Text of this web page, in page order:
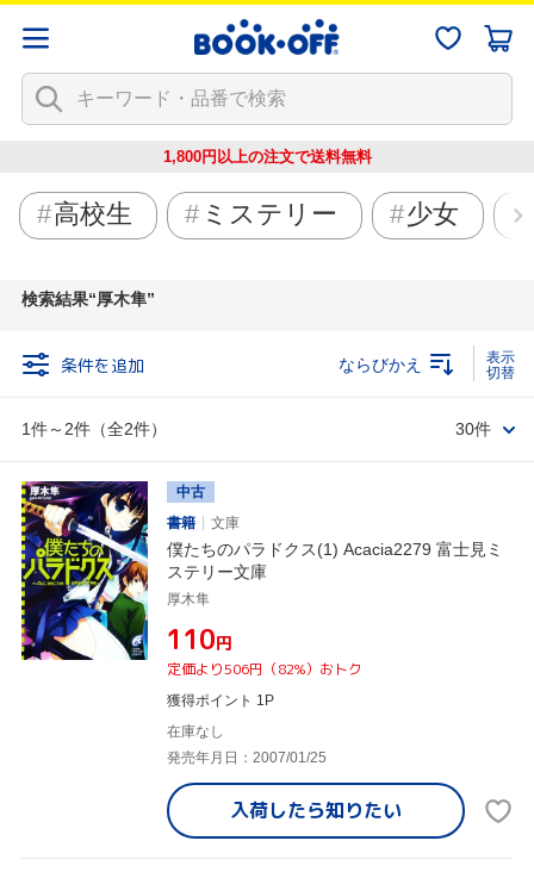
1,800円以上の注文で送料無料
高校生 ミステリー 少女
検索結果 厚木隼
条件を追加
1件～2件（全2件）
ならびかえ
30件
中古
書籍
文庫
僕たちのパラドクス(1) Acacia2279 富士見ミ
ステリー文庫
厚木隼
¥110円
定価より506円（82%）おトク
獲得ポイント 1P
在庫なし
発売年月日：2007/01/25
入荷したら知りたい